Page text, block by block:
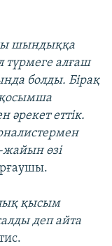
шындыққа
алғаш
болды. Бірақ
қосымша
еттік.
жайын өзі
қысым
деп айта